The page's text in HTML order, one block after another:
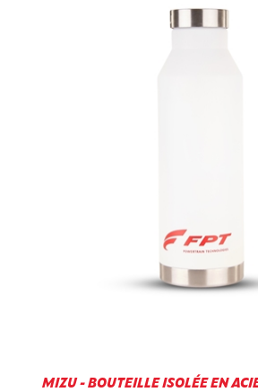
MIZU - BOUTEILLE ISOLÉE EN